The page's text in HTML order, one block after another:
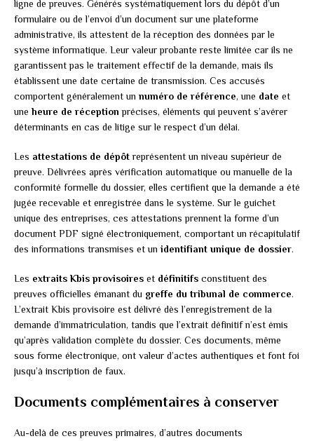
ligne de preuves. Générés systématiquement lors du dépôt d’un
formulaire ou de l’envoi d’un document sur une plateforme
administrative, ils attestent de la réception des données par le
système informatique. Leur valeur probante reste limitée car ils ne
garantissent pas le traitement effectif de la demande, mais ils
établissent une date certaine de transmission. Ces accusés
comportent généralement un numéro de référence, une date et
uneheure de réception précises, éléments qui peuvent s’avérer
déterminants en cas de litige sur le respect d’un délai.
Les attestations de dépôtreprésentent un niveau supérieur de
preuve. Délivrées après vérification automatique ou manuelle de la
conformité formelle du dossier, elles certifient que la demande a été
jugée recevable et enregistrée dans le système. Sur le guichet
unique des entreprises, ces attestations prennent la forme d’un
document PDF signé électroniquement, comportant un récapitulatif
des informations transmises et un identifiant unique de dossier.
Les extraits Kbis provisoires et définitifs constituent des
preuves officielles émanant du greffe du tribunal de commerce.
L’extrait Kbis provisoire est délivré dès l’enregistrement de la
demande d’immatriculation, tandis que l’extrait définitif n’est émis
qu’après validation complète du dossier. Ces documents, même
sous forme électronique, ont valeur d’actes authentiques et font foi
jusqu’à inscription de faux.
Documents complémentaires à conserver
Au-delà de ces preuves primaires, d’autres documents